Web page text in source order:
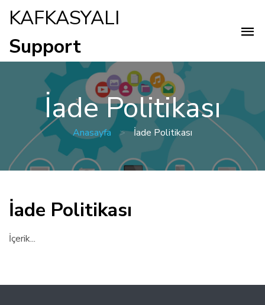
KAFKASYALI
Support
İade Politikası
Anasayfa > İade Politikası
İade Politikası
İçerik...